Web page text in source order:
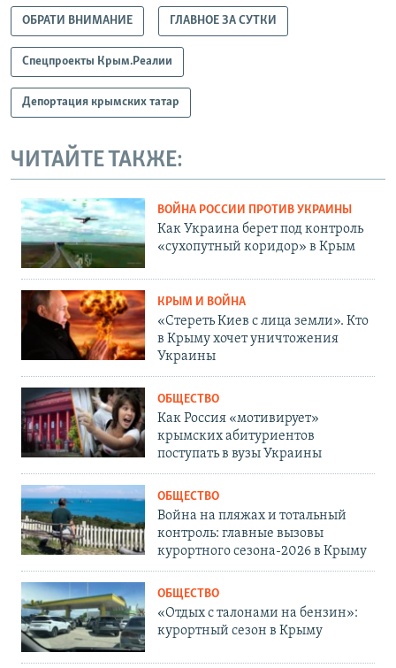
ОБРАТИ ВНИМАНИЕ ГЛАВНОЕ ЗА СУТКИ
Спецпроекты Крым.Реалии
Депортация крымских татар
ЧИТАЙТЕ ТАКЖЕ:
ВОЙНА РОССИИ ПРОТИВ УКРАИНЫ
Как Украина берет под контроль
«сухопутный коридор» в Крым
КРЫМ И ВОЙНА
«Стереть Киев с лица земли». Кто
в Крыму хочет уничтожения
Украины
ОБЩЕСТВО
Как Россия «мотивирует»
крымских абитуриентов
поступать в вузы Украины
ОБЩЕСТВО
Война на пляжах и тотальный
контроль: главные вызовы
курортного сезона-2026 в Крыму
ОБЩЕСТВО
«Отдых с талонами на бензин»:
курортный сезон в Крыму